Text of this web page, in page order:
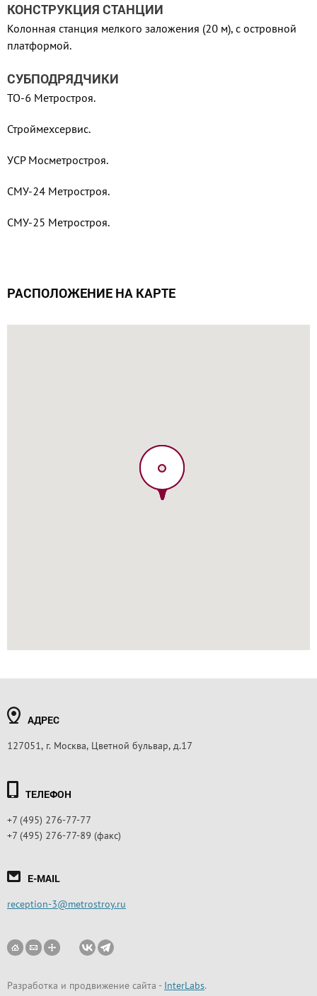
КОНСТРУКЦИЯ СТАНЦИИ
Колонная станция мелкого заложения (20 м), с островной
платформой.
СУБПОДРЯДЧИКИ
ТО-6 Метростроя.
Строймехсервис.
УСР Мосметростроя.
СМУ-24 Метростроя.
СМУ-25 Метростроя.
РАСПОЛОЖЕНИЕ НА КАРТЕ
АДРЕС
127051, г. Москва, Цветной бульвар, д.17
ТЕЛЕФОН
+7 (495) 276-77-77
+7 (495) 276-77-89 (факс)
E-MAIL
reception-3@metrostroy.ru
Разработка и продвижение сайта - InterLabs.